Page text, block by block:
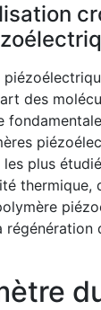
des
les plus
thermique,